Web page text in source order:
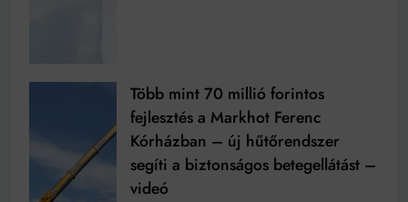
Több mint 70 millió forintos
fejlesztés a Markhot Ferenc
Kórházban – új hűtőrendszer
segíti a biztonságos betegellátást –
videó